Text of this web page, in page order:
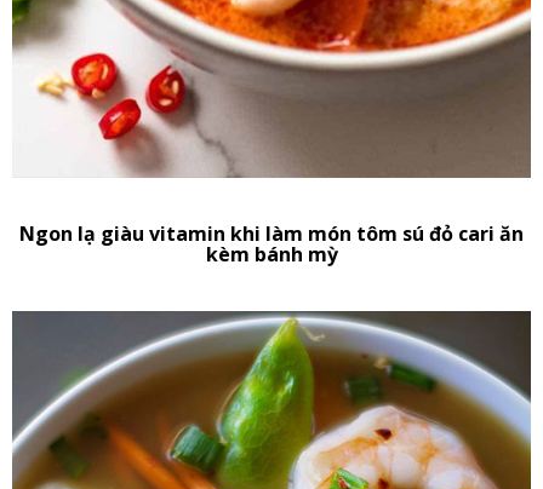
Ngon lạ giàu vitamin khi làm món tôm sú đỏ cari ăn
kèm bánh mỳ